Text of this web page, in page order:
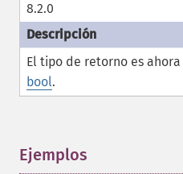
8.2.0
El tipo de retorno es ahora
bool.
Ejemplos